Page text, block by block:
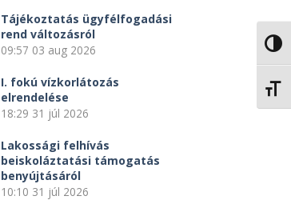
Tájékoztatás ügyfélfogadási
rend változásról
09:57 03 aug 2026
I. fokú vízkorlátozás
elrendelése
18:29 31 júl 2026
Lakossági felhívás
beiskoláztatási támogatás
benyújtásáról
10:10 31 júl 2026